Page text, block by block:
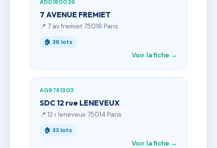
AD0180026
7 AVENUE FREMIET
📍 7 av fremiet 75016 Paris
🏠 36 lots
Voir la fiche →
AG9781303
SDC 12 rue LENEVEUX
📍 12 r leneveux 75014 Paris
🏠 33 lots
Voir la fiche →